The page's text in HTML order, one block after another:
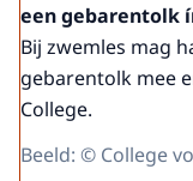
een gebarentolk
Bij zwemles mag
gebarentolk mee
College.
Beeld: © College